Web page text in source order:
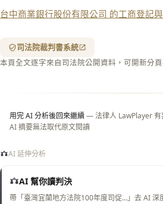
台中商業銀行股份有限公司 的工商登記
司法院裁判書系統
本頁全文逐字來自司法院公開資料，可開新分頁
用完 AI 分析後回來繼續— 法律人 LawPlayer 有
AI 摘要無法取代原文閱讀
AI 延伸分析
AI 幫你讀判決
帶「臺灣宜蘭地方法院100年度司促…」去 AI